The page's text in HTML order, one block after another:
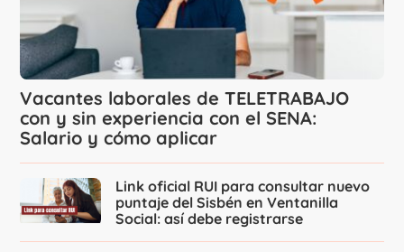
Vacantes laborales de TELETRABAJO
con y sin experiencia con el SENA:
Salario y cómo aplicar
Link oficial RUI para consultar nuevo
puntaje del Sisbén en Ventanilla
Social: así debe registrarse